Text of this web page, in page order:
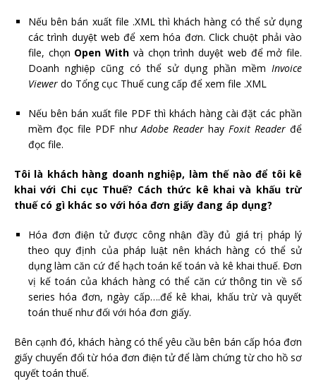
Nếu bên bán xuất file .XML thì khách hàng có thể sử dụng
các trình duyệt web để xem hóa đơn. Click chuột phải vào
file, chọn Open With và chọn trình duyệt web để mở file.
Doanh nghiệp cũng có thể sử dụng phần mềm Invoice
Viewer do Tổng cục Thuế cung cấp để xem file .XML
Nếu bên bán xuất file PDF thì khách hàng cài đặt các phần
mềm đọc file PDF nhưAdobe Reader hay Foxit Reader để
đọc file.
Tôi là khách hàng doanh nghiệp, làm thế nào để tôi kê
khai với Chi cục Thuế? Cách thức kê khai và khấu trừ
thuế có gì khác so với hóa đơn giấy đang áp dụng?
Hóa đơn điện tử được công nhận đầy đủ giá trị pháp lý
theo quy định của pháp luật nên khách hàng có thể sử
dụng làm căn cứ để hạch toán kế toán và kê khai thuế. Đơn
vị kế toán của khách hàng có thể căn cứ thông tin về số
series hóa đơn, ngày cấp….để kê khai, khấu trừ và quyết
toán thuế như đối với hóa đơn giấy.
Bên cạnh đó, khách hàng có thể yêu cầu bên bán cấp hóa đơn
giấy chuyển đổi từ hóa đơn điện tử để làm chứng từ cho hồ sơ
quyết toán thuế.